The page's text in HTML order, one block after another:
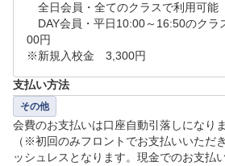
全日会員・全てのクラスで利用可能	14,300円
DAY会員・平日10:00～16:50のクラスで
00円
※新規入校金　3,300円
支払い方法
その他
会費のお支払いは口座自動引落しになりま
（※初回のみフロントでお支払いいただ
ッシュレスとなります。現金でのお支払